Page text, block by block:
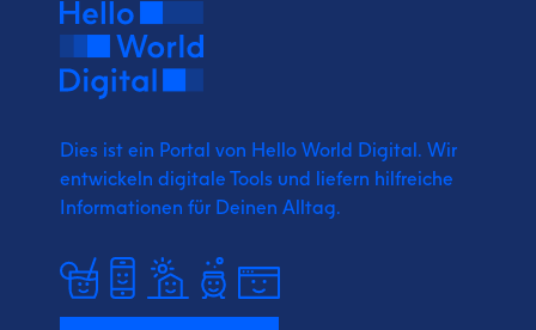
Dies ist ein Portal von Hello World Digital. Wir
entwickeln digitale Tools und liefern hilfreiche
Informationen für Deinen Alltag.